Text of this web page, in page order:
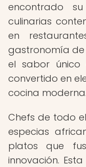
encontrado
culinarias
en
gastronomía de
el sabor único
convertido en
cocina moderna.
Chefs de todo
especias
platos que
innovación.